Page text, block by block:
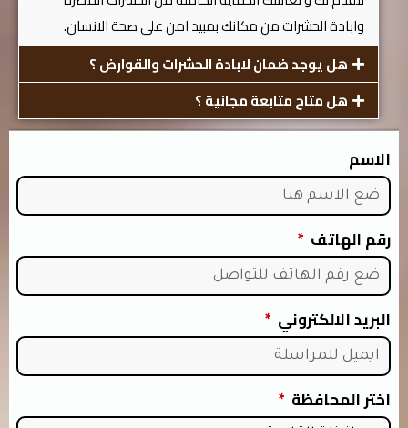
وابادة الحشرات من مكانك بمبيد امن على صحة الانسان.
هل يوجد ضمان لابادة الحشرات والقوارض ؟
هل متاح متابعة مجانية ؟
الاسم
رقم الهاتف
البريد الالكتروني
اختر المحافظة